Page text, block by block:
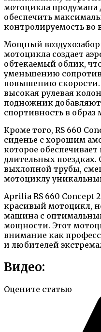
мотоцикла продумана
обеспечить
контролируемость во
Мощный
мотоцикла создает
обтекаемый облик,
уменьшению
повышению
высокая рулевая
подножник добавляют
спортивность в образ
Кроме того, RS 660
сиденье с хорошим
которое
длительных поездках.
выхлопной трубы,
мотоциклу
Aprilia RS 660 Concept
красивый мотоцикл,
машина с
мощности. Этот
внимание как
и любителей
Видео:
Оцените статью